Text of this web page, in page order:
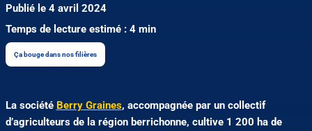
Publié le 4 avril 2024
Temps de lecture estimé : 4 min
Ça bouge dans nos filières
La société Berry Graines, accompagnée par un collectif
d’agriculteurs de la région berrichonne, cultive 1 200 ha de